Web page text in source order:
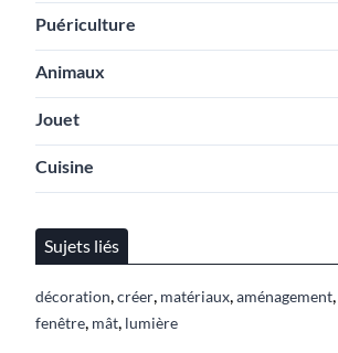
Puériculture
Animaux
Jouet
Cuisine
Sujets liés
décoration créer matériaux aménagement
fenêtre mât lumière